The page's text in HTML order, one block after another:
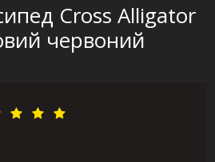
Cross Alligator
червоний